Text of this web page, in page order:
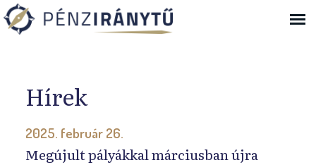
Ugrás a navigációhoz
Hírek
2025. február 26.
Megújult pályákkal márciusban újra